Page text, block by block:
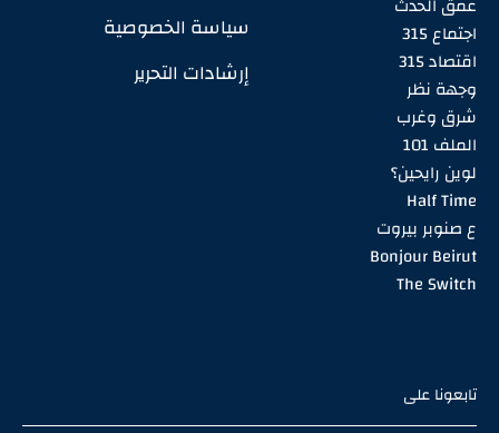
اجتماع 315
اقتصاد 315
وجهة نظر
شرق وغرب
الملف 101
لوين رايحين؟
Half Time
ع صنوبر بيروت
Bonjour Beirut
The Switch
سياسة الخصوصية
إرشادات التحرير
تابعونا على